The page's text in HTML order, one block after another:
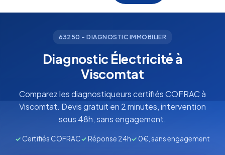
63250 - DIAGNOSTIC IMMOBILIER
Diagnostic Électricité à
Viscomtat
Comparez les diagnostiqueurs certifiés COFRAC à
Viscomtat. Devis gratuit en 2 minutes, intervention
sous 48h, sans engagement.
✓ Certifiés COFRAC✓Réponse 24h✓ 0€, sans engagement